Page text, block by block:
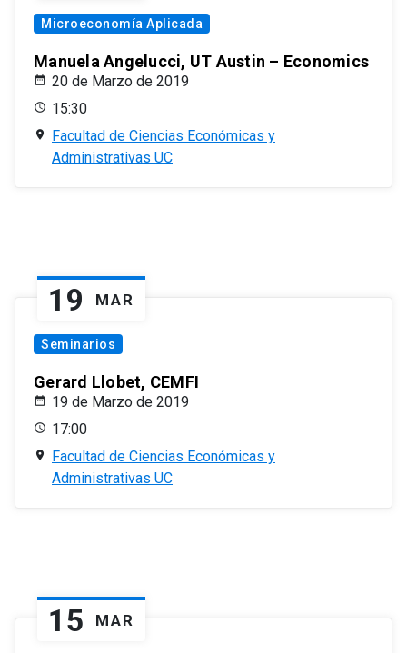
Microeconomía Aplicada
Manuela Angelucci, UT Austin – Economics
20 de Marzo de 2019
15:30
Facultad de Ciencias Económicas y
Administrativas UC
19 MAR
Seminarios
Gerard Llobet, CEMFI
19 de Marzo de 2019
17:00
Facultad de Ciencias Económicas y
Administrativas UC
15 MAR